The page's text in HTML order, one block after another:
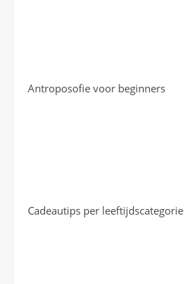
Antroposofie voor beginners
Cadeautips per leeftijdscategorie